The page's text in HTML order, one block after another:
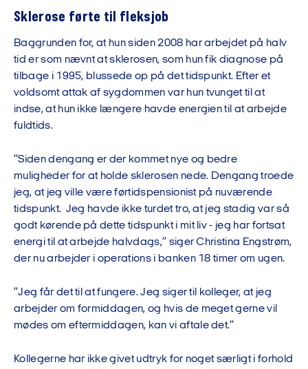
Sklerose førte til fleksjob
Baggrunden for, at hun siden 2008 har arbejdet på halv
tid er som nævnt at sklerosen, som hun fik diagnose på
tilbage i 1995, blussede op på det tidspunkt. Efter et
voldsomt attak af sygdommen var hun tvunget til at
indse, at hun ikke længere havde energien til at arbejde
fuldtids.
”Siden dengang er der kommet nye og bedre
muligheder for at holde sklerosen nede. Dengang troede
jeg, at jeg ville være førtidspensionist på nuværende
tidspunkt. Jeg havde ikke turdet tro, at jeg stadig var så
godt kørende på dette tidspunkt i mit liv - jeg har fortsat
energi til at arbejde halvdags,” siger Christina Engstrøm,
der nu arbejder i operations i banken 18 timer om ugen.
”Jeg får det til at fungere. Jeg siger til kolleger, at jeg
arbejder om formiddagen, og hvis de meget gerne vil
mødes om eftermiddagen, kan vi aftale det.”
Kollegerne har ikke givet udtryk for noget særligt i forhold